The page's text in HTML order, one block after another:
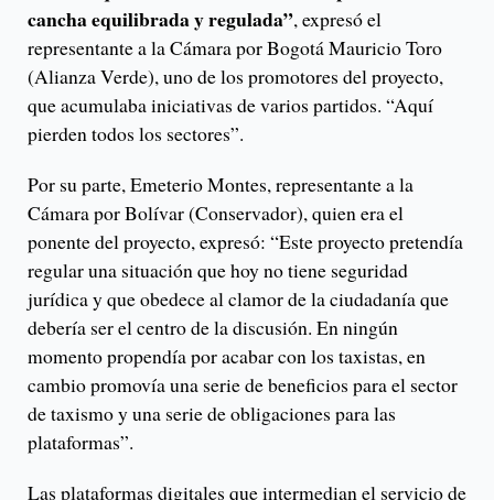
cancha equilibrada y regulada”, expresó el
representante a la Cámara por Bogotá Mauricio Toro
(Alianza Verde), uno de los promotores del proyecto,
que acumulaba iniciativas de varios partidos. “Aquí
pierden todos los sectores”.
Por su parte, Emeterio Montes, representante a la
Cámara por Bolívar (Conservador), quien era el
ponente del proyecto, expresó: “Este proyecto pretendía
regular una situación que hoy no tiene seguridad
jurídica y que obedece al clamor de la ciudadanía que
debería ser el centro de la discusión. En ningún
momento propendía por acabar con los taxistas, en
cambio promovía una serie de beneficios para el sector
de taxismo y una serie de obligaciones para las
plataformas”.
Las plataformas digitales que intermedian el servicio de